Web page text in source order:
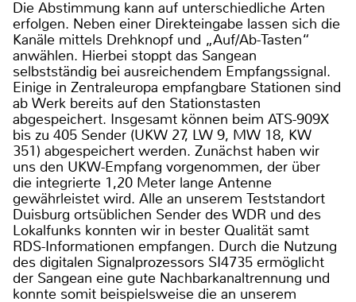
Die Abstimmung kann auf unterschiedliche Arten
erfolgen. Neben einer Direkteingabe lassen sich die
Kanäle mittels Drehknopf und „Auf/Ab-Tasten“
anwählen. Hierbei stoppt das Sangean
selbstständig bei ausreichendem Empfangssignal.
Einige in Zentraleuropa empfangbare Stationen sind
ab Werk bereits auf den Stationstasten
abgespeichert. Insgesamt können beim ATS-909X
bis zu 405 Sender (UKW 27, LW 9, MW 18, KW
351) abgespeichert werden. Zunächst haben wir
uns den UKW-Empfang vorgenommen, der über
die integrierte 1,20 Meter lange Antenne
gewährleistet wird. Alle an unserem Teststandort
Duisburg ortsüblichen Sender des WDR und des
Lokalfunks konnten wir in bester Qualität samt
RDS-Informationen empfangen. Durch die Nutzung
des digitalen Signalprozessors SI4735 ermöglicht
der Sangean eine gute Nachbarkanaltrennung und
konnte somit beispielsweise die an unserem